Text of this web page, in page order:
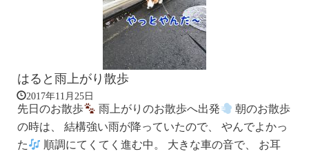
はると雨上がり散歩
2017年11月25日
先日のお散歩 雨上がりのお散歩へ出発
朝のお散歩
の時は、 結構強い雨が降っていたので、 やんでよかっ
た
順調にてくてく進む中。 大きな車の音で、 お耳